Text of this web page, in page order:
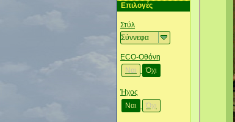
Επιλογές
Στύλ
ΕCO-Οθόνη
Ναι
Όχι
Ήχος
Ναι
Όχι